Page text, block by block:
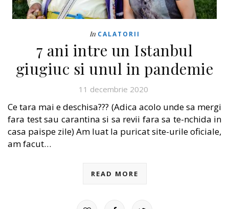
In CALATORII
7 ani intre un Istanbul
giugiuc si unul in pandemie
11 decembrie 2020
Ce tara mai e deschisa??? (Adica acolo unde sa mergi
fara test sau carantina si sa revii fara sa te-nchida in
casa paispe zile) Am luat la puricat site-urile oficiale,
am facut…
READ MORE